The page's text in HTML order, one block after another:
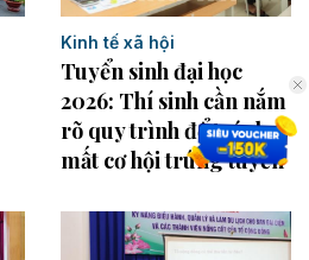
Kinh tế xã hội
Tuyển sinh đại học
2026: Thí sinh cần nắm
rõ quy trình để tránh
mất cơ hội trúng tuyển